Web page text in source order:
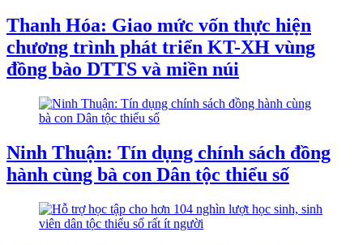
Thanh Hóa: Giao mức vốn thực hiện
chương trình phát triển KT-XH vùng
đồng bào DTTS và miền núi
Ninh Thuận: Tín dụng chính sách đồng
hành cùng bà con Dân tộc thiểu số